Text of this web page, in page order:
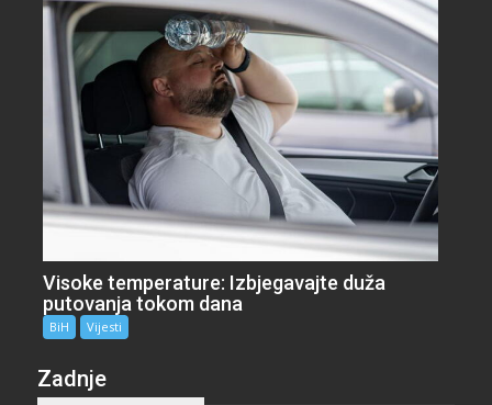
Visoke temperature: Izbjegavajte duža
putovanja tokom dana
BiH Vijesti
Zadnje